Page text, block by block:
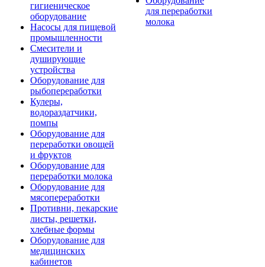
гигиеническое
оборудование
Насосы для пищевой
промышленности
Смесители и
душирующие
устройства
Оборудование для
рыбопереработки
Кулеры,
водораздатчики,
помпы
Оборудование для
переработки овощей
и фруктов
Оборудование для
переработки молока
Оборудование для
мясопереработки
Противни, пекарские
листы, решетки,
хлебные формы
Оборудование для
медицинских
кабинетов
для переработки
молока